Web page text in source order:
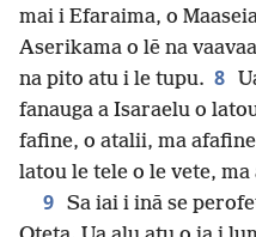
mai i Efaraima, o
Aserikama o lē na
na pito atu i le tupu. 8
fanauga a Isaraelu o
fafine, o atalii, ma
latou le tele o le vete,
9 Sa iai i inā se